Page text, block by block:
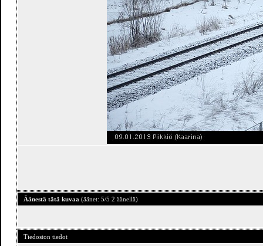
Äänestä tätä kuvaa (äänet: 5/5 2 äänellä)
Tiedoston tiedot